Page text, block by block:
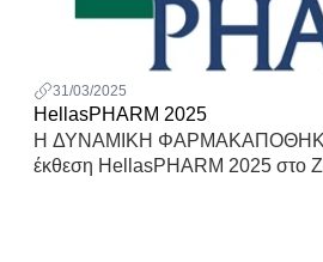
31/03/2025
HellasPHARM 2025
Η ΔΥΝΑΜΙΚΗ ΦΑΡΜΑΚΑΠΟΘΗΚΗ
έκθεση HellasPHARM 2025 στο